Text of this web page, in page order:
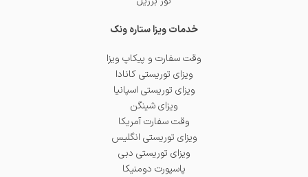
خدمات ویزا ستاره ونک
وقت سفارت و پیکاپ ویزا
ویزای توریستی کانادا
ویزای توریستی اسپانیا
ویزای شینگن
وقت سفارت آمریکا
ویزای توریستی انگلیس
ویزای توریستی دبی
پاسپورت دومنیکا